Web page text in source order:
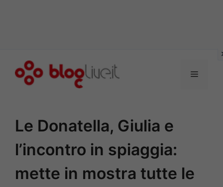
Menu
Le Donatella, Giulia e
l’incontro in spiaggia:
mette in mostra tutte le